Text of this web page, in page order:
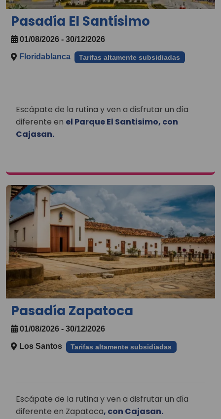
Pasadía El Santísimo
01/08/2026 - 30/12/2026
Floridablanca Tarifas altamente subsidiadas
Escápate de la rutina y ven a disfrutar un día
diferente en el Parque El Santisimo, con
Cajasan.
Pasadía Zapatoca
01/08/2026 - 30/12/2026
Los Santos Tarifas altamente subsidiadas
Escápate de la rutina y ven a disfrutar un día
diferente en Zapatoca, con Cajasan.